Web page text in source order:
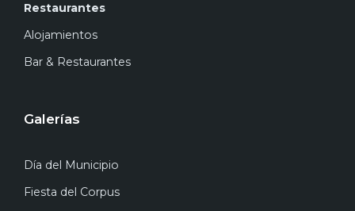
Restaurantes
Alojamientos
Bar & Restaurantes
Galerías
Día del Municipio
Fiesta del Corpus